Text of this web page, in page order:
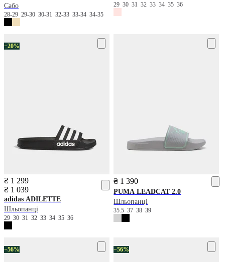
Сабо
28-29 29-30 30-31 32-33 33-34 34-35
2930313233343536
−20%
₴ 1 299
₴ 1 039
adidas ADILETTE
Шльопанці
29 30 31 32 33 34 35 36
₴ 1 390
PUMA LEADCAT 2.0
Шльопанці
35.5373839
−56% −56%